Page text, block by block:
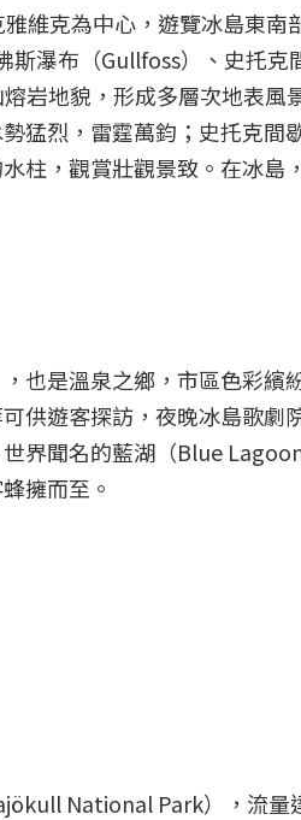
維克為中心，遊覽冰島東南
瀑布（Gullfoss）、史托克
岩地貌，形成多層次地表風
猛烈，雷霆萬鈞；史托克間
柱，觀賞壯觀景致。在冰島
也是溫泉之鄉，市區色彩繽
供遊客探訪，夜晚冰島歌劇
界聞名的藍湖（Blue
擁而至。
National Park），流量